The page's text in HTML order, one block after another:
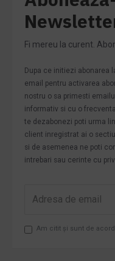
Fi mereu la curent.
Dupa ce initiezi abonarea
email pentru activarea
nostru o sa primesti
informativ si cu o
te dezabonezi poti urma
client inregistrat ai o
si de asemenea ne poti
intrebari sau cerinte cu
Am citit şi sunt de